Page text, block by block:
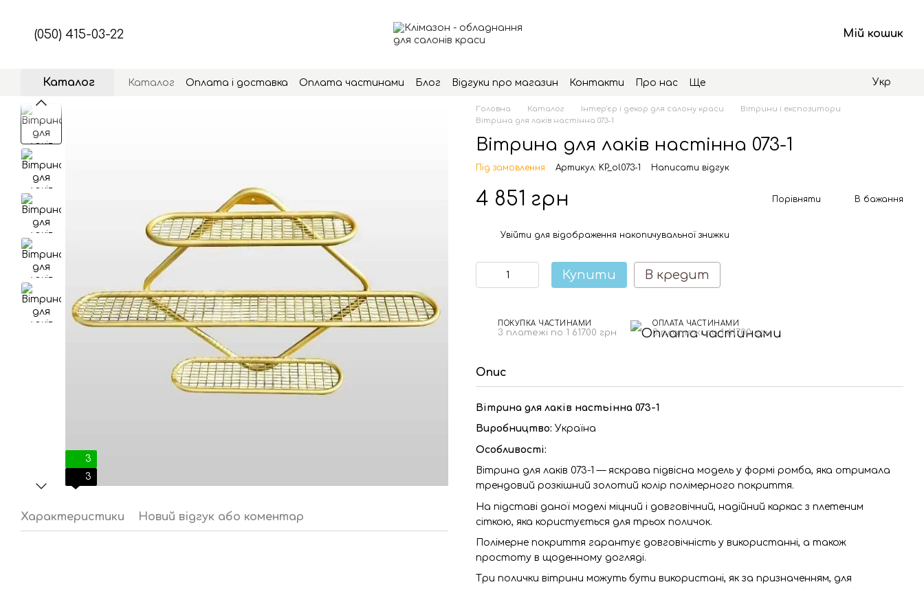
(050) 415-03-22 Мій кошик
Каталог Каталог Оплата і доставка Оплата частинами Блог Відгуки про магазин Контакти Про нас Ще Укр
3
3
Характеристики Новий відгук або коментар
Головна Каталог Інтер'єр і декор для салону краси
Вітрини і експозитори
Вітрина для лаків настінна 073-1
Вітрина для лаків настінна 073-1
Під замовлення Артикул: KP_ol073-1 Написати відгук
4 851 грн Порівняти В бажання
Увійти для відображення накопичувальної знижки
Купити В кредит
ПОКУПКА ЧАСТИНАМИ
3 платежі по 1 617.00 грн
ОПЛАТА ЧАСТИНАМИ
3 платежі по 1 617.00 грн
Опис
Вітрина для лаків настьінна 073-1
Виробництво: Україна
Особливості:
Вітрина для лаків 073-1 — яскрава підвісна модель у формі ромба, яка отримала
трендовий розкішний золотий колір полімерного покриття.
На підставі даної моделі міцний і довговічний, надійний каркас з плетеним
сіткою, яка користується для трьох поличок.
Полімерне покриття гарантує довговічність у використанні, а також
простоту в щоденному догляді.
Три полички вітрини можуть бути використані, як за призначенням, для